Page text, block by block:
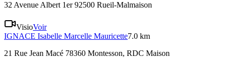
32 Avenue Albert 1er 92500 Rueil-Malmaison
VisioVoir
IGNACE Isabelle Marcelle Mauricette7.0 km
21 Rue Jean Macé 78360 Montesson, RDC Maison